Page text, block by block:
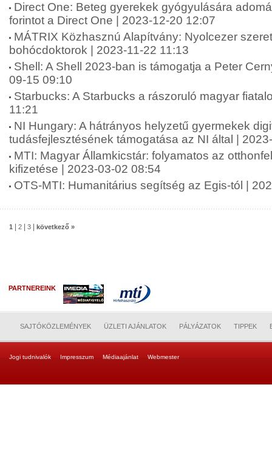
Direct One: Beteg gyerekek gyógyulására
forintot a Direct One | 2023-12-20 12:07
MÁTRIX Közhasznú Alapítvány: Nyolcezer
bohócdoktorok | 2023-11-22 11:13
Shell: A Shell 2023-ban is támogatja a Peter
09-15 09:10
Starbucks: A Starbucks a rászoruló magyar
11:21
NI Hungary: A hátrányos helyzetű gyermekek
tudásfejlesztésének támogatása az NI által |
MTI: Magyar Államkicstár: folyamatos az
kifizetése | 2023-03-02 08:54
OTS-MTI: Humanitárius segítség az Egis-tól |
1 2 3 következő »
PARTNEREINK
SAJTÓKÖZLEMÉNYEK ÜZLETI AJÁNLATOK PÁLYÁZATOK TIPPEK
Jogi tudnivalók Impresszum Médiaajánlat Webmester